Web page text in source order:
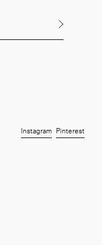
Instagram Pinterest